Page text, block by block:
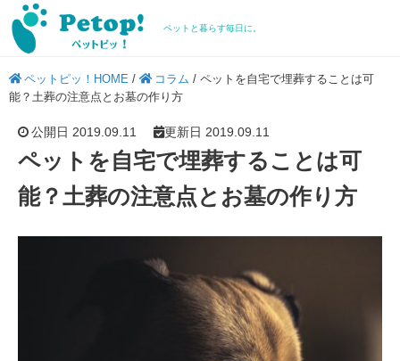
ペットと暮らす毎日に。
ペットピッ！HOME / コラム / ペットを自宅で埋葬することは可
能？土葬の注意点とお墓の作り方
公開日 2019.09.11 更新日 2019.09.11
ペットを自宅で埋葬することは可
能？土葬の注意点とお墓の作り方